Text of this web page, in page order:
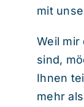
mit
Weil mir
sind,
Ihnen
mehr